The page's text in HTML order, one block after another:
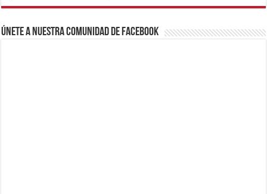
Únete a nuestra comunidad de Facebook